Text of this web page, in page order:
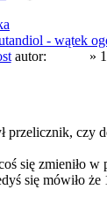
- wątek
autor: »
przelicznik, czy
się zmieniło w
się mówiło